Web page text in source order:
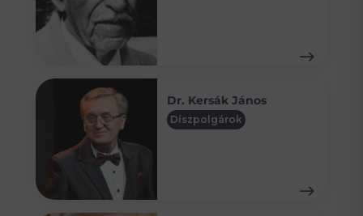
Dr. Kersák János
Díszpolgárok